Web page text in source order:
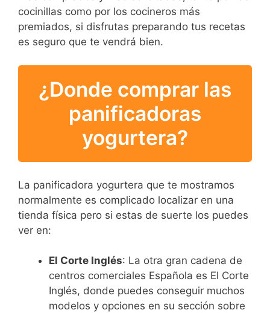
cocinillas como por los cocineros más
premiados, si disfrutas preparando tus recetas
es seguro que te vendrá bien.
¿Donde comprar las
panificadoras
yogurtera?
La panificadora yogurtera que te mostramos
normalmente es complicado localizar en una
tienda física pero si estas de suerte los puedes
ver en:
El Corte Inglés: La otra gran cadena de
centros comerciales Española es El Corte
Inglés, donde puedes conseguir muchos
modelos y opciones en su sección sobre